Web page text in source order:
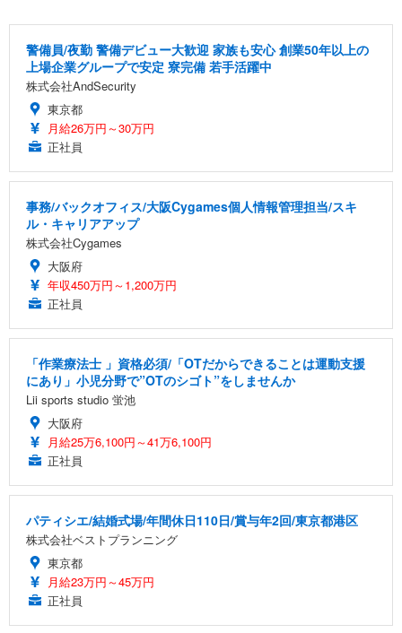
警備員/夜勤 警備デビュー大歓迎 家族も安心 創業50年以上の
上場企業グループで安定 寮完備 若手活躍中
株式会社AndSecurity
東京都
月給26万円～30万円
正社員
事務/バックオフィス/大阪Cygames個人情報管理担当/スキ
ル・キャリアアップ
株式会社Cygames
大阪府
年収450万円～1,200万円
正社員
「作業療法士 」資格必須/「OTだからできることは運動支援
にあり」小児分野で”OTのシゴト”をしませんか
Lii sports studio 蛍池
大阪府
月給25万6,100円～41万6,100円
正社員
パティシエ/結婚式場/年間休日110日/賞与年2回/東京都港区
株式会社ベストプランニング
東京都
月給23万円～45万円
正社員